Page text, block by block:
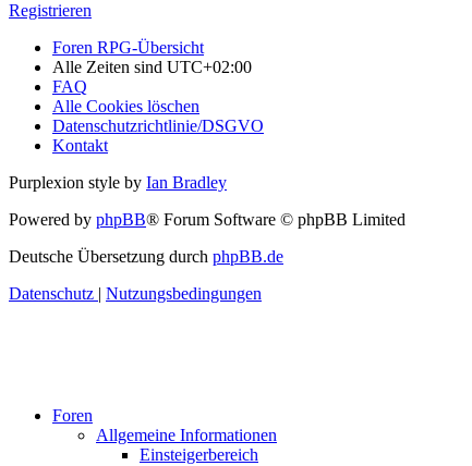
Registrieren
Foren RPG-Übersicht
Alle Zeiten sind UTC+02:00
FAQ
Alle Cookies löschen
Datenschutzrichtlinie/DSGVO
Kontakt
Purplexion style by Ian Bradley
Powered by phpBB® Forum Software © phpBB Limited
Deutsche Übersetzung durch phpBB.de
Datenschutz | Nutzungsbedingungen
Foren
Allgemeine Informationen
Einsteigerbereich